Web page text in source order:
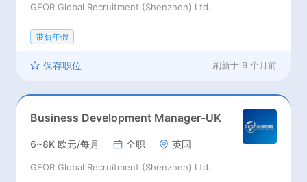
GEOR Global Recruitment (Shenzhen) Ltd.
带薪年假
保存职位 刷新于 9 个月前
Business Development Manager-UK
6~8K 欧元/每月 全职 英国
GEOR Global Recruitment (Shenzhen) Ltd.